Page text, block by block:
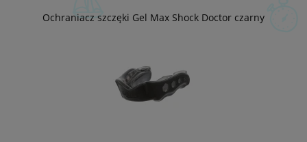
Ochraniacz szczęki Gel Max Shock Doctor czarny